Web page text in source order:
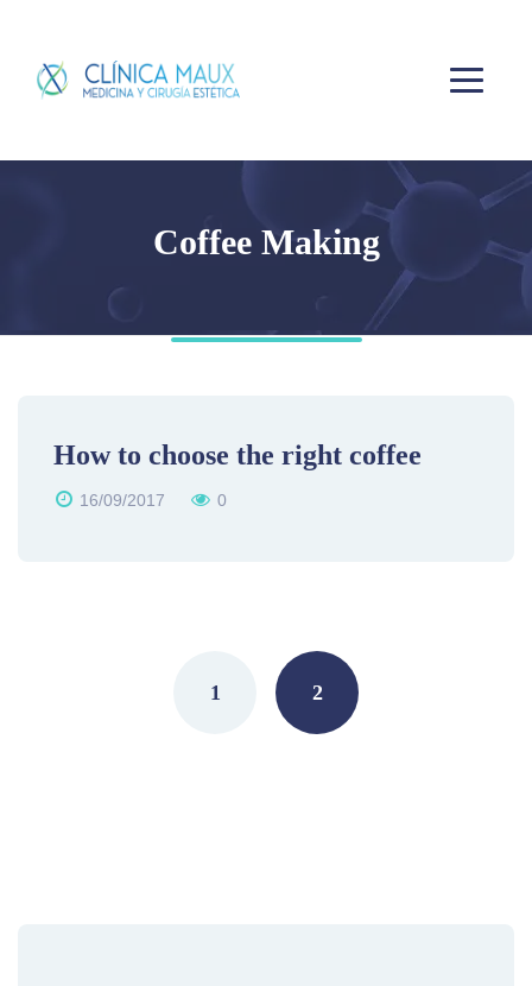
Coffee Making
How to choose the right coffee
16/09/2017 0
1 2